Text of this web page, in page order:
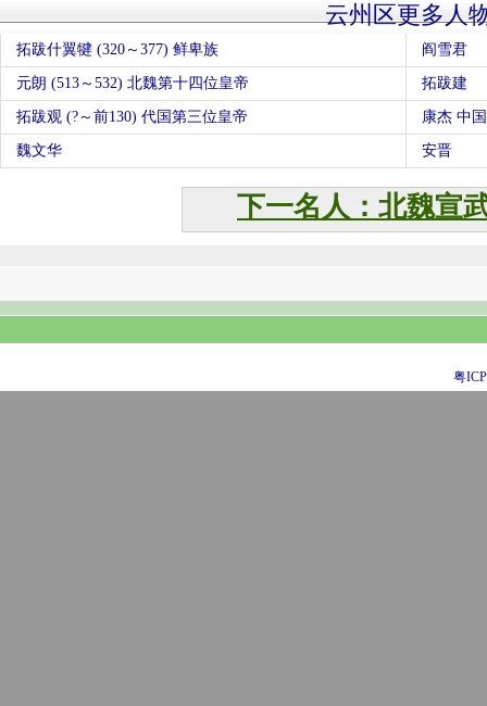
云州区更多人
拓跋什翼犍 (320～377) 鲜卑族 阎雪君
元朗 (513～532) 北魏第十四位皇帝 拓跋建
拓跋观 (?～前130) 代国第三位皇帝 康杰 中
魏文华 安晋
下一名人：北魏宣
粤